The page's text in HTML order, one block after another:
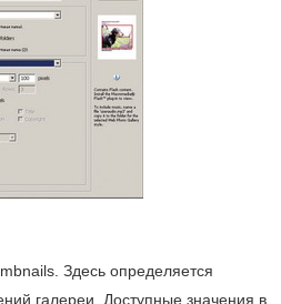
Здесь определяется
галереи. Доступные значения в